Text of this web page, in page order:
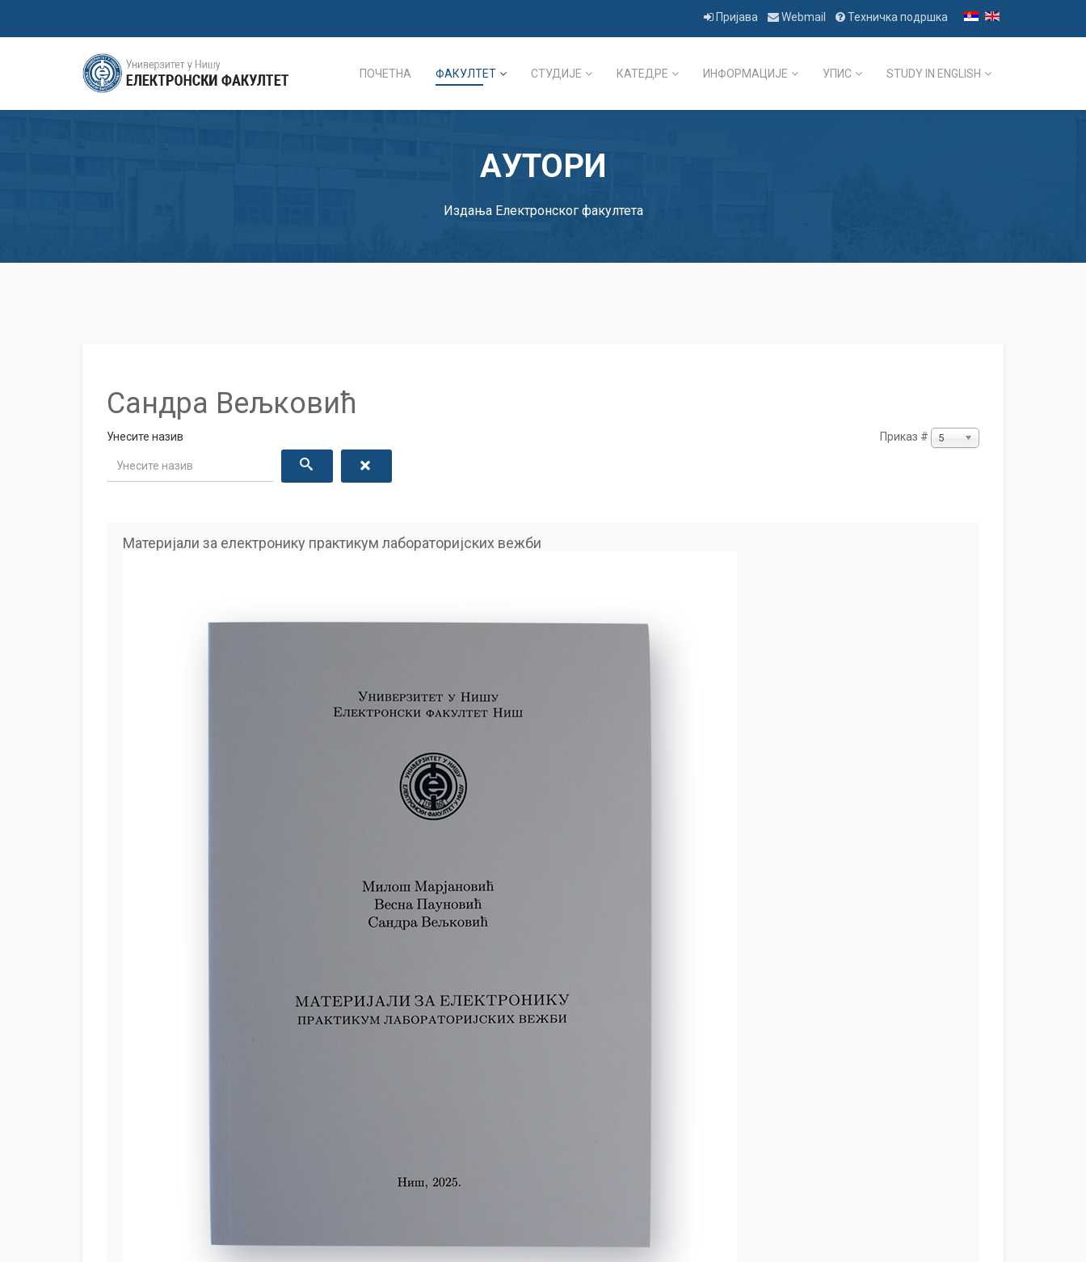
Пријава Webmail Техничка подршка
ПОЧЕТНА ФАКУЛТЕТ СТУДИЈЕ КАТЕДРЕ ИНФОРМАЦИЈЕ УПИС STUDY IN ENGLISH
АУТОРИ
Издања Електронског факултета
Сандра Вељковић
Унесите назив Приказ # 5
Материјали за електронику практикум лабораторијских вежби